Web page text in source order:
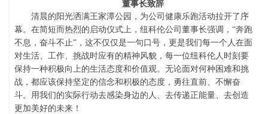
董事长致辞
清晨的阳光洒满王家潭公园，为公司健康乐跑活动拉开了序
幕。在简短而热烈的启动仪式上，纽科伦公司董事长强调，“奔跑
不息，奋斗不止” ，这不仅仅是一句口号，更是我们每一个人在面
对生活、工作、挑战时应有的精神风貌 ，每一位纽科伦人时刻要
保持一种积极向上的生活态度和价值观。无论面对何种困难和挑
战，都应该保持坚定的信念和积极的态度，勇往直前、不懈奋
斗。用我们的实际行动去感染身边的人、去传递正能量、去创造
更加美好的未来！